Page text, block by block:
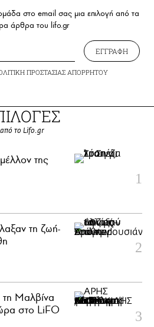
στο email σας μια επιλογή από τα
άρθρα του lifo.gr
ΕΓΓΡΑΦΗ
ΠΡΟΣΤΑΣΙΑΣ ΑΠΟΡΡΗΤΟΥ
από το Lifo.gr
της
τη ζωή-
Μαλβίνα
στo LiFO